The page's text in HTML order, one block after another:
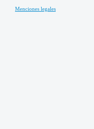
Menciones legales